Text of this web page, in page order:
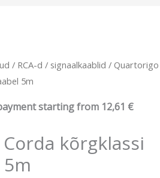
/ RCA-d / signaalkaablid / Quartorigo
5m
starting from 12,61 €
kõrgklassi
5m